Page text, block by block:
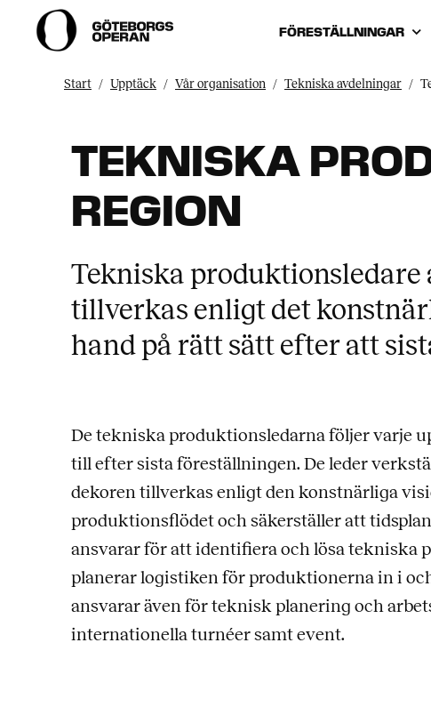
FÖRESTÄLLNINGAR
Start Upptäck Vår organisation Tekniska avdelningar
TEKNISKA
REGION
Tekniska
tillverkas enligt det
hand på rätt sätt efter att
De tekniska produktionsledarna följer varje
till efter sista föreställningen. De leder
dekoren tillverkas enligt den konstnärliga
produktionsflödet och säkerställer att
ansvarar för att identifiera och lösa tekniska
planerar logistiken för produktionerna in i
ansvarar även för teknisk planering och
internationella turnéer samt event.